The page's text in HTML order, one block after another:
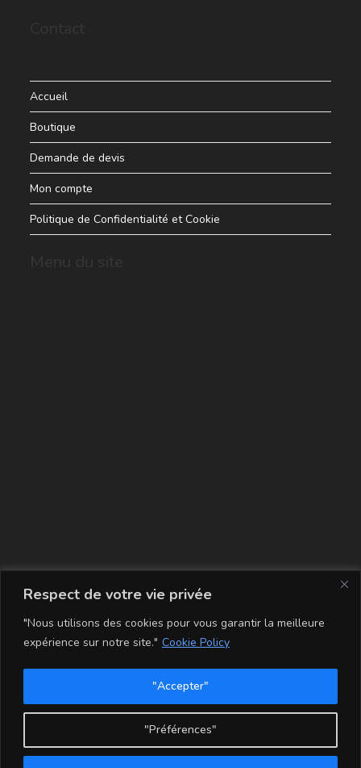
Respect de votre vie privée
"Nous utilisons des cookies pour vous garantir la meilleure
expérience sur notre site." Cookie Policy
"Préférences"
"Accepter"
Accueil
Boutique
Demande de devis
Mon compte
Politique de Confidentialité et Cookie
La carte
Conditions Générales de Vente Mentions légales
Mon compte
Politique de Confidentialité et Cookie
Copyright - WordPress Theme by OceanWP